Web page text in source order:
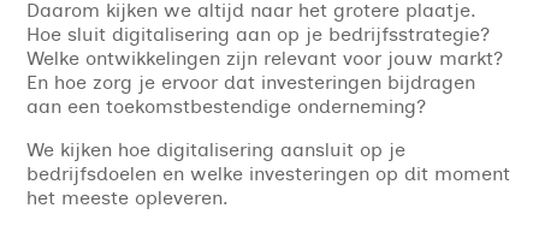
Daarom kijken we altijd naar het grotere plaatje.
Hoe sluit digitalisering aan op je bedrijfsstrategie?
Welke ontwikkelingen zijn relevant voor jouw markt?
En hoe zorg je ervoor dat investeringen bijdragen
aan een toekomstbestendige onderneming?
We kijken hoe digitalisering aansluit op je
bedrijfsdoelen en welke investeringen op dit moment
het meeste opleveren.